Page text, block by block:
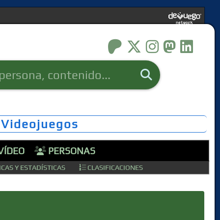
PERSONAS
Y ESTADÍSTICAS CLASIFICACIONES